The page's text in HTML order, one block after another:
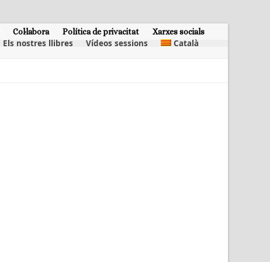
Col·labora Política de privacitat Xarxes socials
Els nostres llibres Vídeos sessions Català